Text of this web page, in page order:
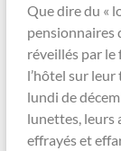
Que dire du «
pensionnaires
réveillés par le
l’hôtel sur
lundi de
lunettes, leurs
effrayés et